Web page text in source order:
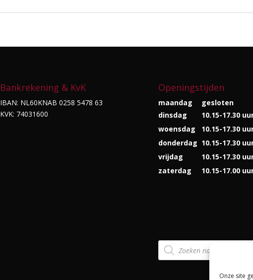
Onze site
Bankrekening & KvK
IBAN: NL60KNAB 0258 5478 63
KVK: 74031600
Openingstijden
maandag
gesloten
dinsdag
10.15-17.30
woensdag
10.15-17.30
donderdag 10.15-17.30
vrijdag
10.15-17.30
zaterdag
10.15-17.00
Producten
zoeken